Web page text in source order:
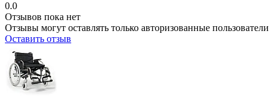
0.0
Отзывов пока нет
Отзывы могут оставлять только авторизованные пользователи
Оставить отзыв